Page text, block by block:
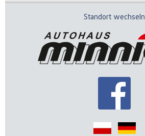
Standort wechseln